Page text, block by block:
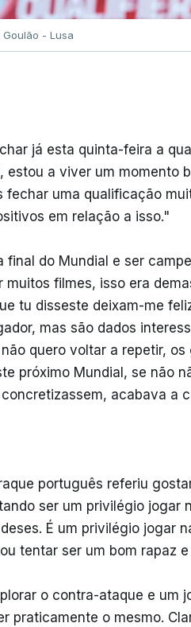
Goulão - Lusa
já esta quinta-feira a
a viver um momento
fechar uma qualificação
em relação a isso."
do Mundial e ser
muitos filmes, isso era
tu disseste deixam-me
mas são dados
quero voltar a repetir, os
próximo Mundial, se não
acabava a
português referiu
ser um privilégio jogar
É um privilégio jogar
tentar ser um bom rapaz
o contra-ataque e um
praticamente o mesmo.